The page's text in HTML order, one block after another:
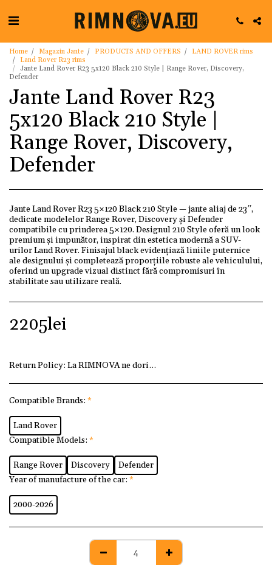
Home Magazin Jante PRODUCTS AND OFFERS
LAND ROVER rims
Land Rover R23 rims
Jante Land Rover R23 5x120 Black 210 Style | Range Rover, Discovery,
Defender
Jante Land Rover R23
5x120 Black 210 Style |
Range Rover, Discovery,
Defender
Jante Land Rover R23 5×120 Black 210 Style — jante aliaj de 23″,
dedicate modelelor Range Rover, Discovery și Defender
compatibile cu prinderea 5×120. Designul 210 Style oferă un look
premium și impunător, inspirat din estetica modernă a SUV-
urilor Land Rover. Finisajul black evidențiază liniile puternice
ale designului și completează proporțiile robuste ale vehiculului,
oferind un upgrade vizual distinct fără compromisuri în
stabilitate sau utilizare reală.
2205lei
Return Policy: La RIMNOVA ne dorim ca fiecare client
Compatible Brands: *
Land Rover
Compatible Models: *
Range Rover Discovery
Defender
Year of manufacture of the car: *
2000-2026